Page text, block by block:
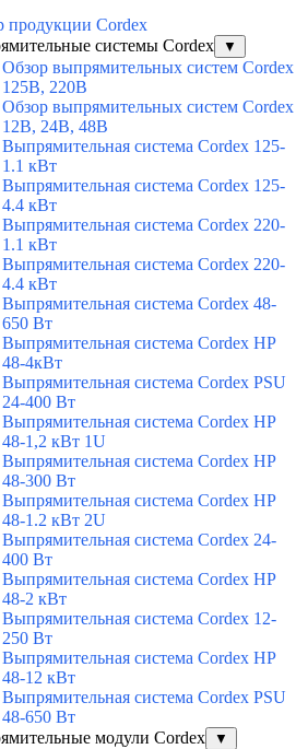
продукции Cordex
системы Cordex
▼
Обзор выпрямительных систем Cordex
125В, 220В
Обзор выпрямительных систем Cordex
12В, 24В, 48В
Выпрямительная система Cordex 125-
1.1 кВт
Выпрямительная система Cordex 125-
4.4 кВт
Выпрямительная система Cordex 220-
1.1 кВт
Выпрямительная система Cordex 220-
4.4 кВт
Выпрямительная система Cordex 48-
650 Вт
Выпрямительная система Cordex HP
48-4кВт
Выпрямительная система Cordex PSU
24-400 Вт
Выпрямительная система Cordex HP
48-1,2 кВт 1U
Выпрямительная система Cordex HP
48-300 Вт
Выпрямительная система Cordex HP
48-1.2 кВт 2U
Выпрямительная система Cordex 24-
400 Вт
Выпрямительная система Cordex HP
48-2 кВт
Выпрямительная система Cordex 12-
250 Вт
Выпрямительная система Cordex HP
48-12 кВт
Выпрямительная система Cordex PSU
48-650 Вт
модули Cordex
▼